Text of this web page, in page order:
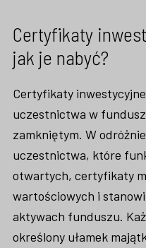
Certyfikaty
jak je nabyć?
Certyfikaty
uczestnictwa w
zamkniętym. W
uczestnictwa, które
otwartych, certyfikaty
wartościowych i
aktywach funduszu.
określony ułamek